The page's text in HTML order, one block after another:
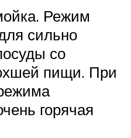
Режим
сильно
со
пищи. При
горячая